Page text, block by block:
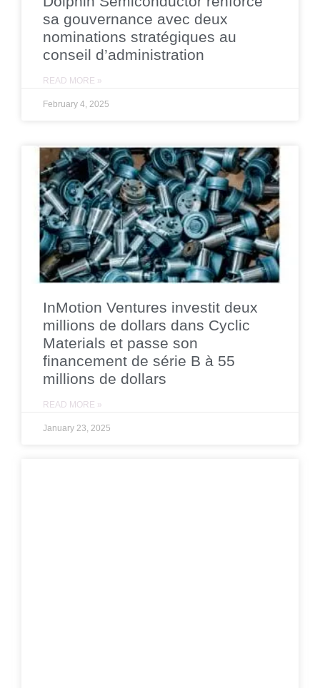
sa gouvernance avec deux
nominations stratégiques au
conseil d’administration
READ MORE »
February 4, 2025
InMotion Ventures investit deux
millions de dollars dans Cyclic
Materials et passe son
financement de série B à 55
millions de dollars
READ MORE »
January 23, 2025